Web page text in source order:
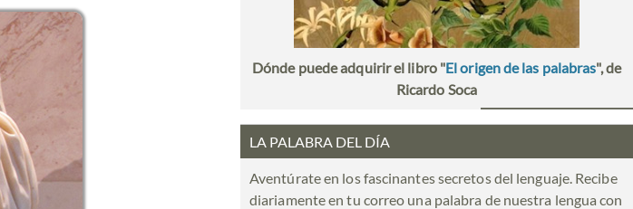
Dónde puede adquirir el libro "El origen de las palabras", de
Ricardo Soca
LA PALABRA DEL DÍA
Aventúrate en los fascinantes secretos del lenguaje. Recibe
diariamente en tu correo una palabra de nuestra lengua con